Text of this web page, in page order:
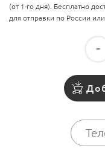
(от 1-го дня). Бесплатно
для отправки по России
-